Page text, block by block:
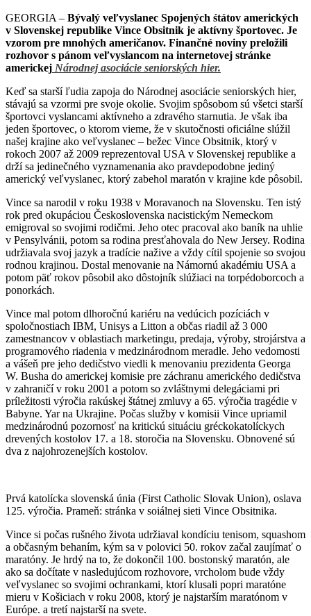
GEORGIA – Bývalý veľvyslanec Spojených śtátov amerických
v Slovenskej republike Vince Obsitnik je aktívny športovec. Je
vzorom pre mnohých američanov. Finančné noviny preložili
rozhovor s pánom veľvyslancom na internetovej stránke
americkej Národnej asociácie seniorských hier.
Keď sa starší ľudia zapoja do Národnej asociácie seniorských hier,
stávajú sa vzormi pre svoje okolie. Svojim spôsobom sú všetci starší
športovci vyslancami aktívneho a zdravého starnutia. Je však iba
jeden športovec, o ktorom vieme, že v skutočnosti oficiálne slúžil
našej krajine ako veľvyslanec – bežec Vince Obsitnik, ktorý v
rokoch 2007 až 2009 reprezentoval USA v Slovenskej republike a
drží sa jedinečného vyznamenania ako pravdepodobne jediný
americký veľvyslanec, ktorý zabehol maratón v krajine kde pôsobil.
Vince sa narodil v roku 1938 v Moravanoch na Slovensku. Ten istý
rok pred okupáciou Československa nacistickým Nemeckom
emigroval so svojimi rodičmi. Jeho otec pracoval ako baník na uhlie
v Pensylvánii, potom sa rodina presťahovala do New Jersey. Rodina
udržiavala svoj jazyk a tradície nažive a vždy cítil spojenie so svojou
rodnou krajinou. Dostal menovanie na Námornú akadémiu USA a
potom päť rokov pôsobil ako dôstojník slúžiaci na torpédoborcoch a
ponorkách.
Vince mal potom dlhoročnú kariéru na vedúcich pozíciách v
spoločnostiach IBM, Unisys a Litton a občas riadil až 3 000
zamestnancov v oblastiach marketingu, predaja, výroby, strojárstva a
programového riadenia v medzinárodnom meradle. Jeho vedomosti
a vášeň pre jeho dedičstvo viedli k menovaniu prezidenta Georga
W. Busha do americkej komisie pre záchranu amerického dedičstva
v zahraničí v roku 2001 a potom so zvláštnymi delegáciami pri
príležitosti výročia rakúskej štátnej zmluvy a 65. výročia tragédie v
Babyne. Yar na Ukrajine. Počas služby v komisii Vince upriamil
medzinárodnú pozornosť na kritickú situáciu gréckokatolíckych
drevených kostolov 17. a 18. storočia na Slovensku. Obnovené sú
dva z najohrozenejších kostolov.
Prvá katolícka slovenská únia (First Catholic Slovak Union), oslava
125. výročia. Prameň: stránka v soiálnej sieti Vince Obsitnika.
Vince si počas rušného života udržiaval kondíciu tenisom, squashom
a občasným behaním, kým sa v polovici 50. rokov začal zaujímať o
maratóny. Je hrdý na to, že dokončil 100. bostonský maratón, ale
ako sa dočítate v nasledujúcom rozhovore, vrcholom bude vždy
veľvyslanec so svojimi ochrankami, ktorí klusali popri maratóne
mieru v Košiciach v roku 2008, ktorý je najstarším maratónom v
Európe. a tretí najstarší na svete.